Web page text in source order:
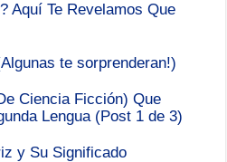
Aquí Te Revelamos Que
te sorprenderan!)
Ciencia Ficción) Que
Lengua (Post 1 de 3)
y Su Significado